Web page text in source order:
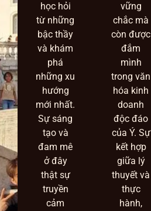
học hỏi
từ những
bậc thầy
và khám
phá
những xu
hướng
mới nhất.
Sự sáng
tạo và
đam mê
ở đây
thật sự
truyền
cảm
vững
chắc mà
còn được
đắm
mình
trong văn
hóa kinh
doanh
độc đáo
của Ý. Sự
kết hợp
giữa lý
thuyết và
thực
hành,